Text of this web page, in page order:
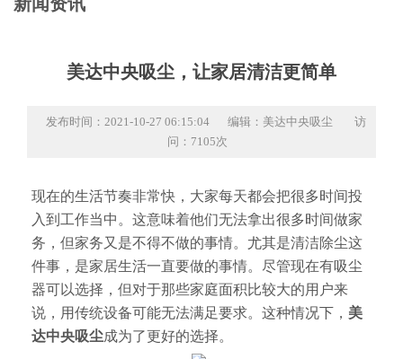
美达中央吸尘，让家居清洁更简单
发布时间：2021-10-27 06:15:04 编辑：美达中央吸尘
访
问：7105次
现在的生活节奏非常快，大家每天都会把很多时间投
入到工作当中。这意味着他们无法拿出很多时间做家
务，但家务又是不得不做的事情。尤其是清洁除尘这
件事，是家居生活一直要做的事情。尽管现在有吸尘
器可以选择，但对于那些家庭面积比较大的用户来
说，用传统设备可能无法满足要求。这种情况下， 美
达中央吸尘成为了更好的选择。